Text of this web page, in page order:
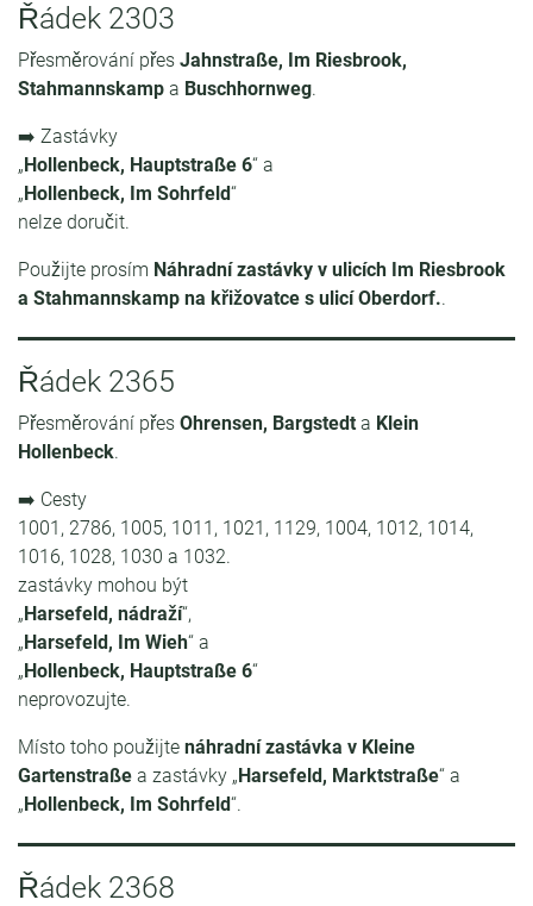
Řádek 2303
Přesměrování přes Jahnstraße, Im Riesbrook,
Stahmannskamp a Buschhornweg.
➡️ Zastávky
„Hollenbeck, Hauptstraße 6“ a
„Hollenbeck, Im Sohrfeld“
nelze doručit.
Použijte prosím Náhradní zastávky v ulicích Im Riesbrook
a Stahmannskamp na křižovatce s ulicí Oberdorf..
Řádek 2365
Přesměrování přes Ohrensen, Bargstedt a Klein
Hollenbeck.
➡️ Cesty
1001, 2786, 1005, 1011, 1021, 1129, 1004, 1012, 1014,
1016, 1028, 1030 a 1032.
zastávky mohou být
„Harsefeld, nádraží“,
„Harsefeld, Im Wieh“ a
„Hollenbeck, Hauptstraße 6“
neprovozujte.
Místo toho použijte náhradní zastávka v Kleine
Gartenstraße a zastávky „Harsefeld, Marktstraße“ a
„Hollenbeck, Im Sohrfeld“.
Řádek 2368